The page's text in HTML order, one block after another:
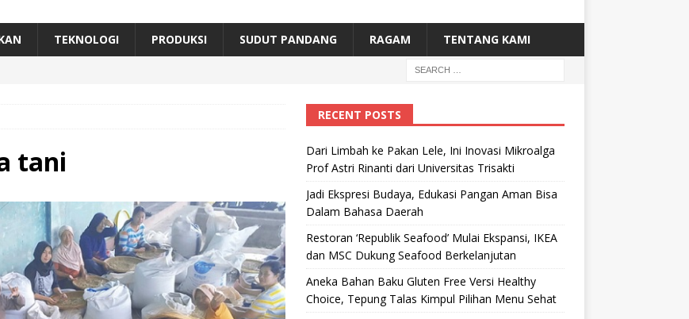
Inovasi Mikroalga Prof Astri Rinanti dari Universitas Trisakti
TEKNOLOGI PRODUKSI SUDUT PANDANG RAGAM TENTANG KAMI
tani
RECENT POSTS
Dari Limbah ke Pakan Lele, Ini Inovasi Mikroalga
Prof Astri Rinanti dari Universitas Trisakti
Jadi Ekspresi Budaya, Edukasi Pangan Aman Bisa
Dalam Bahasa Daerah
Restoran ‘Republik Seafood’ Mulai Ekspansi, IKEA
dan MSC Dukung Seafood Berkelanjutan
Aneka Bahan Baku Gluten Free Versi Healthy
Choice, Tepung Talas Kimpul Pilihan Menu Sehat